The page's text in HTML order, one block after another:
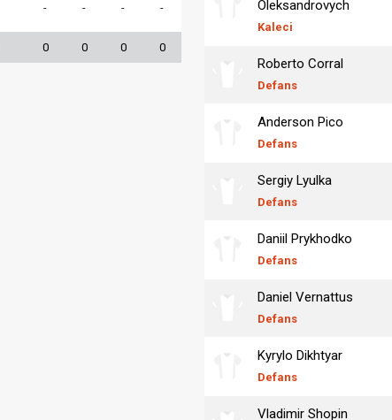
- - - -
0 0 0 0
Oleksandrovych
Kaleci
Roberto Corral
Defans
Anderson Pico
Defans
Sergiy Lyulka
Defans
Daniil Prykhodko
Defans
Daniel Vernattus
Defans
Kyrylo Dikhtyar
Defans
Vladimir Shopin